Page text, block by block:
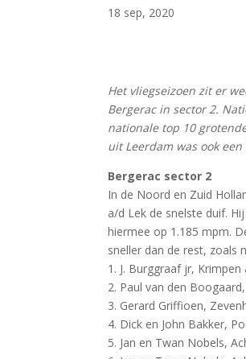
18 sep, 2020
Het vliegseizoen zit er
Bergerac in sector 2.
nationale top 10
uit Leerdam was ook
Bergerac sector 2
In de Noord en Zuid
a/d Lek de snelste duif.
hiermee op 1.185 mpm.
sneller dan de rest, zoals
1. J. Burggraaf jr, Krimpen
2. Paul van den
3. Gerard Griffioen,
4. Dick en John Bakker,
5. Jan en Twan Nobels,